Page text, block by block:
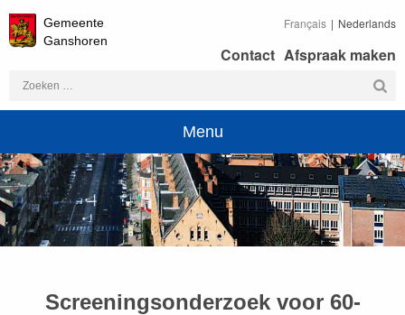
Gemeente
Ganshoren
Français Nederlands
Afspraak maken
Contact
Zoeken
Menu
Screeningsonderzoek voor 60-